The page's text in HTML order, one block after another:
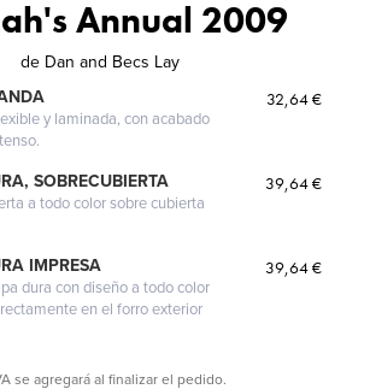
Annual 2009
de Dan and Becs Lay
y laminada, con acabado
32,64 €
SOBRECUBIERTA
a todo color sobre cubierta
39,64 €
IMPRESA
dura con diseño a todo color
en el forro exterior
39,64 €
se agregará al finalizar el pedido.